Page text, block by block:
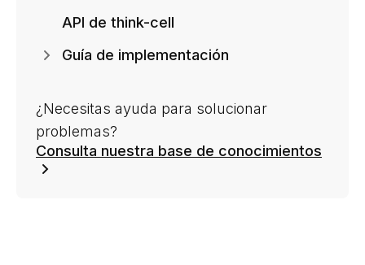
API de think-cell
Guía de implementación
¿Necesitas ayuda para solucionar
problemas?
Consulta nuestra base de conocimientos